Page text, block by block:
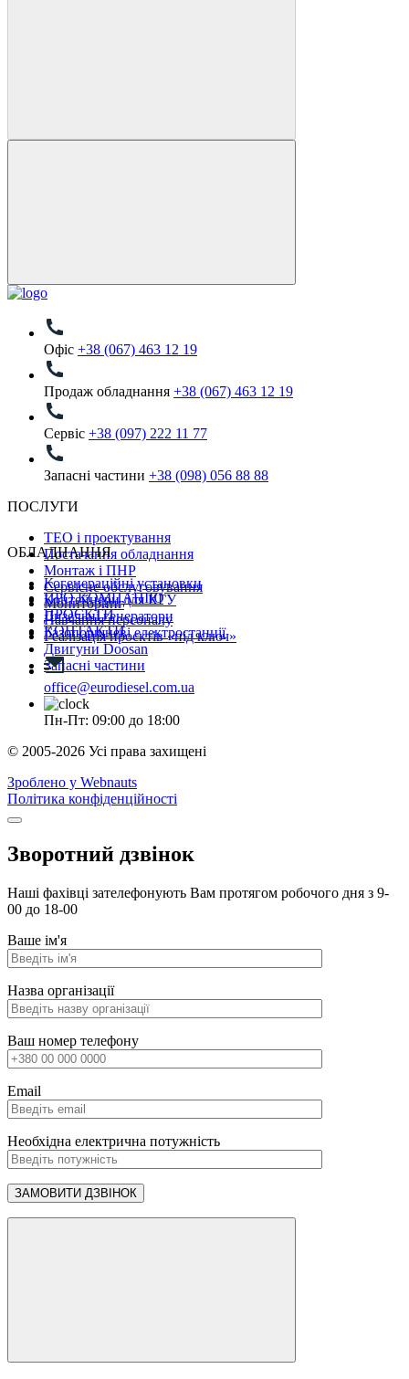
Офіс +38 (067) 463 12 19
Продаж обладнання +38 (067) 463 12 19
Сервіс +38 (097) 222 11 77
Запасні частини +38 (098) 056 88 88
ПОСЛУГИ
ТЕО і проектування
Постачання обладнання
Монтаж і ПНР
Сервісне обслуговування
Мониторинг
Навчання персоналу
Реалізація проєктів «під ключ»
ОБЛАДНАННЯ
Когенераційні установки
Контейнери для КГУ
Дизельні генератори
Газопоршневі електростанції
Двигуни Doosan
Запасні частини
ПРО КОМПАНІЮ
ПРОЄКТИ
КОНТАКТИ
office@eurodiesel.com.ua
Пн-Пт: 09:00 до 18:00
© 2005-2026 Усі права захищені
Зроблено у Webnauts
Політика конфіденційності
Зворотний дзвінок
Наші фахівці зателефонують Вам протягом робочого дня з 9-
00 до 18-00
Ваше ім'я
Назва організації
Ваш номер телефону
Email
Необхідна електрична потужність